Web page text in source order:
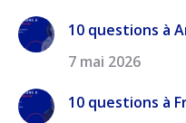
10 questions à
7 mai 2026
10 questions à